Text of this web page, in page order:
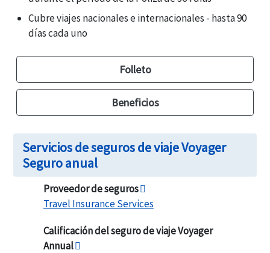
Cubre viajes nacionales e internacionales - hasta 90
días cada uno
Folleto
Beneficios
Servicios de seguros de viaje Voyager
Seguro anual
Proveedor de seguros
Travel Insurance Services
Calificación del seguro de viaje Voyager
Annual